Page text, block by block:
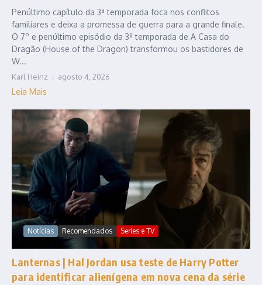
Penúltimo capítulo da 3ª temporada foca nos conflitos
familiares e deixa a promessa de guerra para a grande finale.
O 7º e penúltimo episódio da 3ª temporada de A Casa do
Dragão (House of the Dragon) transformou os bastidores de
W...
Karl Heinz agosto 4, 2026
Leia Mais
Notícias Recomendados Series e TV
Lanternas | Hal Jordan usa teste de Harry Potter
para identificar alienígena em nova cena da série